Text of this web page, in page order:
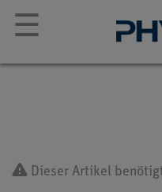
☰
Dieser Artikel